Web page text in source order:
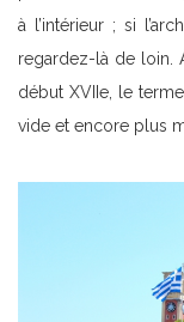
à l’intérieur ; si
regardez-là de loin.
début XVIIe, le
vide et encore plus